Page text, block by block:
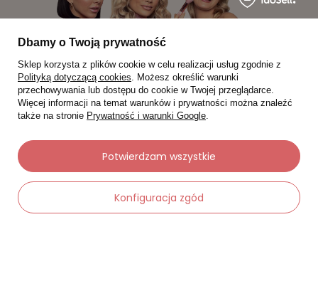
Moje zamówienia
Status zamówienia
Śledzenie przesyłki
Dbamy o Twoją prywatność
Sklep korzysta z plików cookie w celu realizacji usług zgodnie z
Polityką dotyczącą cookies. Możesz określić warunki
przechowywania lub dostępu do cookie w Twojej przeglądarce.
Więcej informacji na temat warunków i prywatności można znaleźć
także na stronie Prywatność i warunki Google.
Konfiguracja zgód
Potwierdzam wszystkie